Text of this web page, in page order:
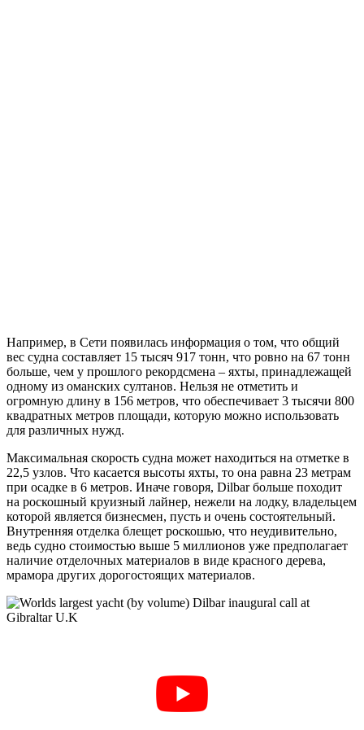
Например, в Сети появилась информация о том, что общий
вес судна составляет 15 тысяч 917 тонн, что ровно на 67 тонн
больше, чем у прошлого рекордсмена – яхты, принадлежащей
одному из оманских султанов. Нельзя не отметить и
огромную длину в 156 метров, что обеспечивает 3 тысячи 800
квадратных метров площади, которую можно использовать
для различных нужд.
Максимальная скорость судна может находиться на отметке в
22,5 узлов. Что касается высоты яхты, то она равна 23 метрам
при осадке в 6 метров. Иначе говоря, Dilbar больше походит
на роскошный круизный лайнер, нежели на лодку, владельцем
которой является бизнесмен, пусть и очень состоятельный.
Внутренняя отделка блещет роскошью, что неудивительно,
ведь судно стоимостью выше 5 миллионов уже предполагает
наличие отделочных материалов в виде красного дерева,
мрамора других дорогостоящих материалов.